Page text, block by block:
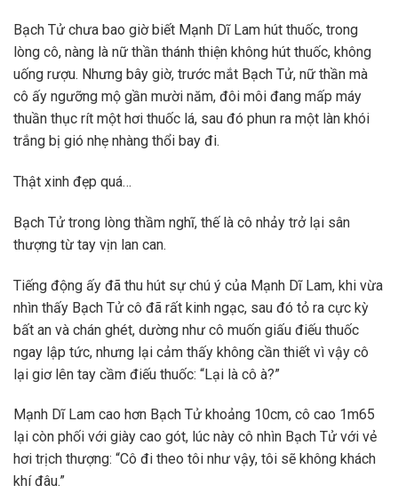
Bạch Tử chưa bao giờ biết Mạnh Dĩ Lam hút thuốc, trong
lòng cô, nàng là nữ thần thánh thiện không hút thuốc, không
uống rượu. Nhưng bây giờ, trước mắt Bạch Tử, nữ thần mà
cô ấy ngưỡng mộ gần mười năm, đôi môi đang mấp máy
thuần thục rít một hơi thuốc lá, sau đó phun ra một làn khói
trắng bị gió nhẹ nhàng thổi bay đi.
Thật xinh đẹp quá…
Bạch Tử trong lòng thầm nghĩ, thế là cô nhảy trở lại sân
thượng từ tay vịn lan can.
Tiếng động ấy đã thu hút sự chú ý của Mạnh Dĩ Lam, khi vừa
nhìn thấy Bạch Tử cô đã rất kinh ngạc, sau đó tỏ ra cực kỳ
bất an và chán ghét, dường như cô muốn giấu điếu thuốc
ngay lập tức, nhưng lại cảm thấy không cần thiết vì vậy cô
lại giơ lên tay cầm điếu thuốc: “Lại là cô à?”
Mạnh Dĩ Lam cao hơn Bạch Tử khoảng 10cm, cô cao 1m65
lại còn phối với giày cao gót, lúc này cô nhìn Bạch Tử với vẻ
hơi trịch thượng: “Cô đi theo tôi như vậy, tôi sẽ không khách
khí đâu.”